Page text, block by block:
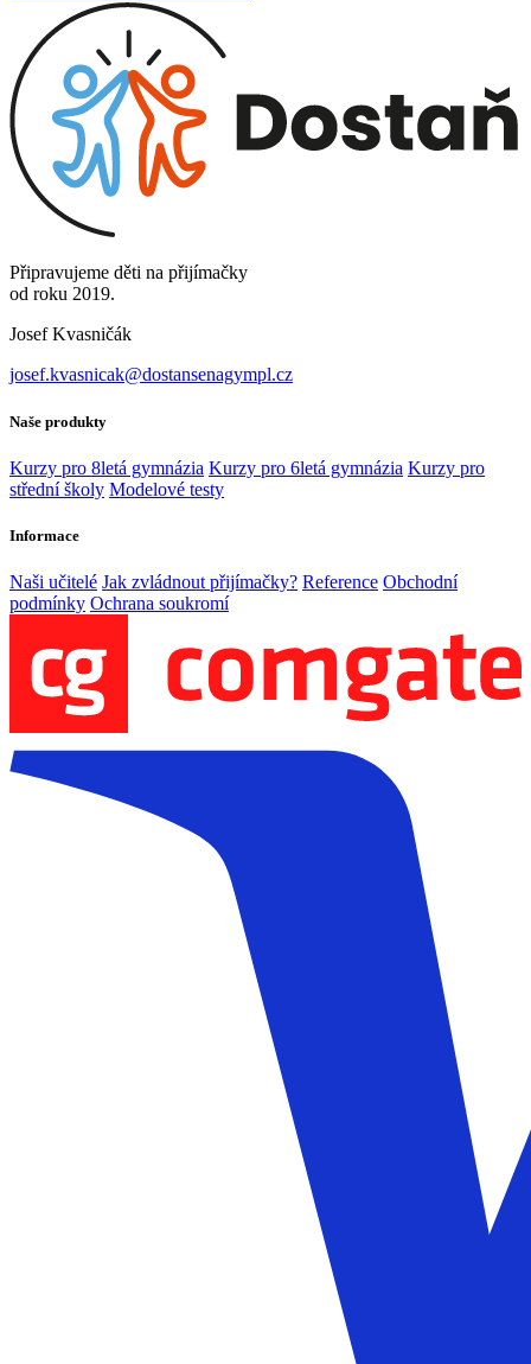
Připravujeme děti na přijímačky
od roku 2019.
Josef Kvasničák
josef.kvasnicak@dostansenagympl.cz
Naše produkty
Kurzy pro 8letá gymnázia Kurzy pro 6letá gymnázia Kurzy pro
střední školy Modelové testy
Informace
Naši učitelé Jak zvládnout přijímačky? Reference Obchodní
podmínky Ochrana soukromí